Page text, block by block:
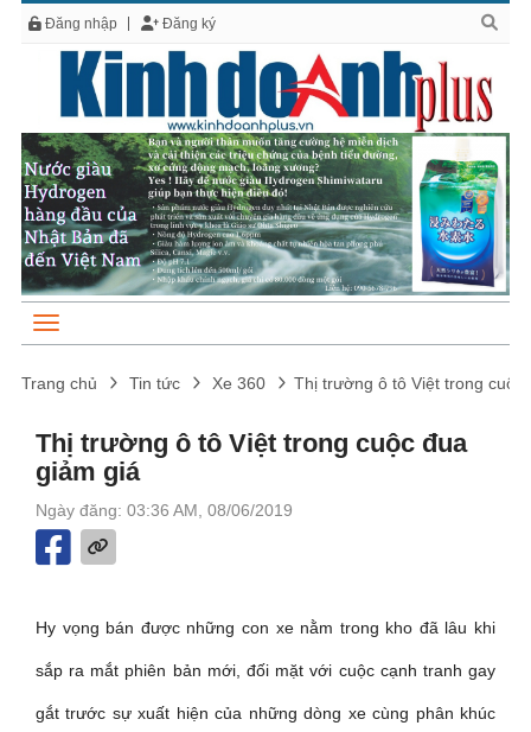
Đăng nhập Đăng ký
Trang chủ Tin tức Xe 360 Thị trường ô tô Việt trong cuộc
Thị trường ô tô Việt trong cuộc đua
giảm giá
Ngày đăng: 03:36 AM, 08/06/2019
Hy vọng bán được những con xe nằm trong kho đã lâu khi
sắp ra mắt phiên bản mới, đối mặt với cuộc cạnh tranh gay
gắt trước sự xuất hiện của những dòng xe cùng phân khúc